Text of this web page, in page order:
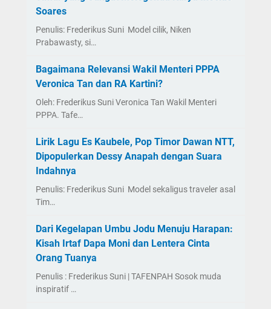
Soares
Penulis: Frederikus Suni Model cilik, Niken
Prabawasty, si…
Bagaimana Relevansi Wakil Menteri PPPA
Veronica Tan dan RA Kartini?
Oleh: Frederikus Suni Veronica Tan Wakil Menteri
PPPA. Tafe…
Lirik Lagu Es Kaubele, Pop Timor Dawan NTT,
Dipopulerkan Dessy Anapah dengan Suara
Indahnya
Penulis: Frederikus Suni Model sekaligus traveler asal
Tim…
Dari Kegelapan Umbu Jodu Menuju Harapan:
Kisah Irtaf Dapa Moni dan Lentera Cinta
Orang Tuanya
Penulis : Frederikus Suni | TAFENPAH Sosok muda
inspiratif …